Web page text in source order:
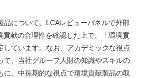
品について、LCAレビューパネルで外部
貢献の合理性を確認した上で、「環境貢
しています。なお、アカデミックな視点
て、当社グループ人財の知識やスキルの
に、中長期的な視点で環境貢献製品の取